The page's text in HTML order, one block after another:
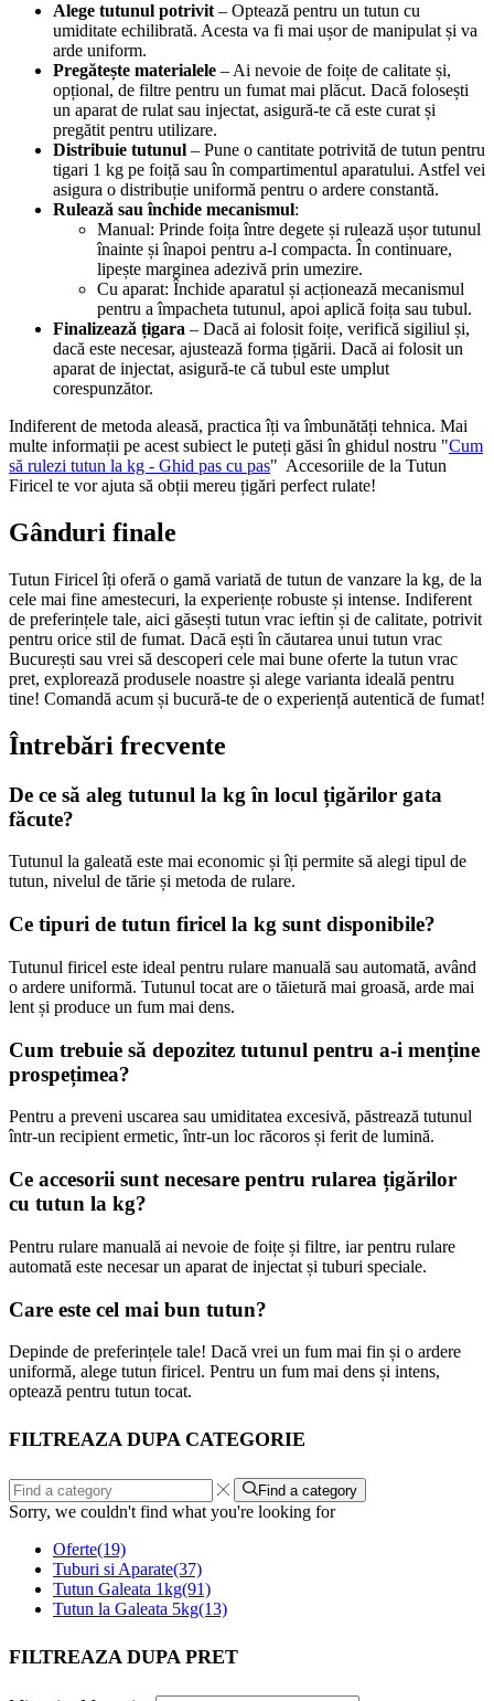
Alege tutunul potrivit – Optează pentru un tutun cu
umiditate echilibrată. Acesta va fi mai ușor de manipulat și va
arde uniform.
Pregătește materialele – Ai nevoie de foițe de calitate și,
opțional, de filtre pentru un fumat mai plăcut. Dacă folosești
un aparat de rulat sau injectat, asigură-te că este curat și
pregătit pentru utilizare.
Distribuie tutunul – Pune o cantitate potrivită de tutun pentru
tigari 1 kg pe foiță sau în compartimentul aparatului. Astfel vei
asigura o distribuție uniformă pentru o ardere constantă.
Rulează sau închide mecanismul:
Manual: Prinde foița între degete și rulează ușor tutunul
înainte și înapoi pentru a-l compacta. În continuare,
lipește marginea adezivă prin umezire.
Cu aparat: Închide aparatul și acționează mecanismul
pentru a împacheta tutunul, apoi aplică foița sau tubul.
Finalizează țigara – Dacă ai folosit foițe, verifică sigiliul și,
dacă este necesar, ajustează forma țigării. Dacă ai folosit un
aparat de injectat, asigură-te că tubul este umplut
corespunzător.
Indiferent de metoda aleasă, practica îți va îmbunătăți tehnica. Mai
multe informații pe acest subiect le puteți găsi în ghidul nostru "Cum
să rulezi tutun la kg - Ghid pas cu pas" Accesoriile de la Tutun
Firicel te vor ajuta să obții mereu țigări perfect rulate!
Gânduri finale
Tutun Firicel îți oferă o gamă variată de tutun de vanzare la kg, de la
cele mai fine amestecuri, la experiențe robuste și intense. Indiferent
de preferințele tale, aici găsești tutun vrac ieftin și de calitate, potrivit
pentru orice stil de fumat. Dacă ești în căutarea unui tutun vrac
București sau vrei să descoperi cele mai bune oferte la tutun vrac
pret, explorează produsele noastre și alege varianta ideală pentru
tine! Comandă acum și bucură-te de o experiență autentică de fumat!
Întrebări frecvente
De ce să aleg tutunul la kg în locul țigărilor gata
făcute?
Tutunul la galeată este mai economic și îți permite să alegi tipul de
tutun, nivelul de tărie și metoda de rulare.
Ce tipuri de tutun firicel la kg sunt disponibile?
Tutunul firicel este ideal pentru rulare manuală sau automată, având
o ardere uniformă. Tutunul tocat are o tăietură mai groasă, arde mai
lent și produce un fum mai dens.
Cum trebuie să depozitez tutunul pentru a-i menține
prospețimea?
Pentru a preveni uscarea sau umiditatea excesivă, păstrează tutunul
într-un recipient ermetic, într-un loc răcoros și ferit de lumină.
Ce accesorii sunt necesare pentru rularea țigărilor
cu tutun la kg?
Pentru rulare manuală ai nevoie de foițe și filtre, iar pentru rulare
automată este necesar un aparat de injectat și tuburi speciale.
Care este cel mai bun tutun?
Depinde de preferințele tale! Dacă vrei un fum mai fin și o ardere
uniformă, alege tutun firicel. Pentru un fum mai dens și intens,
optează pentru tutun tocat.
FILTREAZA DUPA CATEGORIE
Find a category
Sorry, we couldn't find what you're looking for
Oferte(19)
Tuburi si Aparate(37)
Tutun Galeata 1kg(91)
Tutun la Galeata 5kg(13)
FILTREAZA DUPA PRET